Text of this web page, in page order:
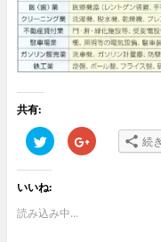
共有:
ク
リ
ク
て
w
ク
リ 続き
いいね:
読み込み中...